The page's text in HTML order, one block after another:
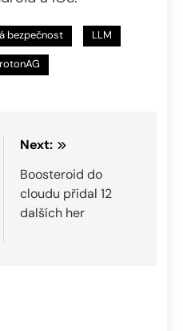
bezpečnost LLM
Next:
Boosteroid do
cloudu přidal 12
dalších her